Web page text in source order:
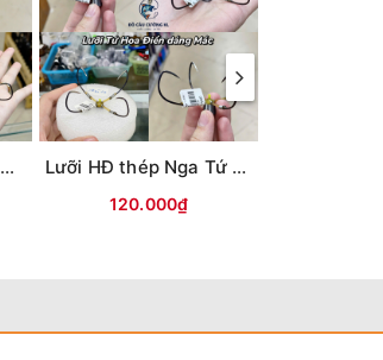
Lưỡi HĐ thép Nga Tam Mác Lưỡi HĐ thép Nga Tứ Mác
120.000₫